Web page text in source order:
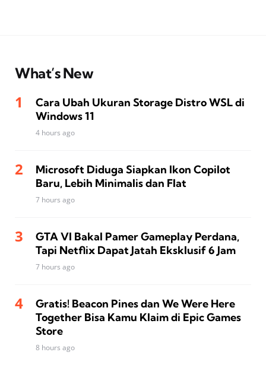
What’s New
Cara Ubah Ukuran Storage Distro WSL di
Windows 11
4 hours ago
Microsoft Diduga Siapkan Ikon Copilot
Baru, Lebih Minimalis dan Flat
7 hours ago
GTA VI Bakal Pamer Gameplay Perdana,
Tapi Netflix Dapat Jatah Eksklusif 6 Jam
7 hours ago
Gratis! Beacon Pines dan We Were Here
Together Bisa Kamu Klaim di Epic Games
Store
8 hours ago